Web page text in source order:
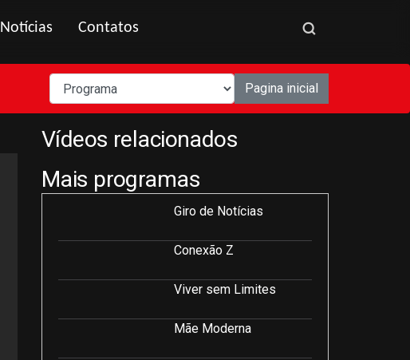
Notícias Contatos
Pagina inicial
Vídeos relacionados
Mais programas
Giro de Notícias
Conexão Z
Viver sem Limites
Mãe Moderna